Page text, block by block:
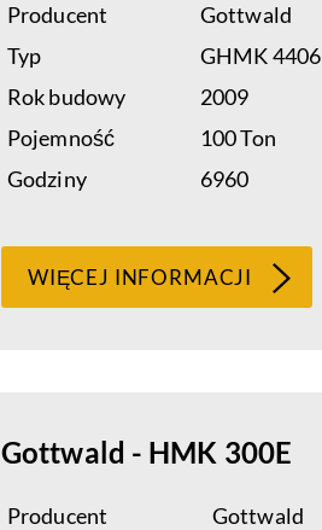
Producent
Gottwald
Typ
GHMK 4406
Rok budowy
2009
Pojemność
100 Ton
Godziny
6960
WIĘCEJ INFORMACJI
Gottwald - HMK 300E
Producent
Gottwald